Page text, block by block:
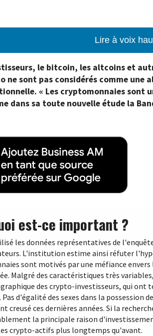
Lire à voix
le bitcoin, les altcoins et
ne sont pas considérés comme une
« Les cryptomonnaies sont
dans sa toute nouvelle étude la
est-ce important ?
les données représentatives de
L'institution estime ainsi réfuter
sont motivés par une méfiance
Malgré des caractéristiques très
des crypto-investisseurs, qui ont
Pas d'égalité des sexes dans la possession
creusé ces dernières années. Si la
la principale raison
crypto-actifs plus longtemps qu'avant.